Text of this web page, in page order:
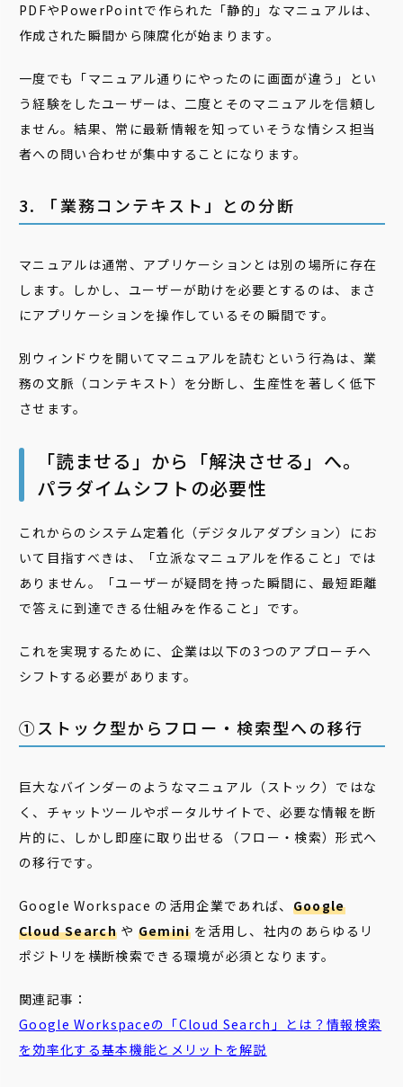
PDFやPowerPointで作られた「静的」なマニュアルは、
作成された瞬間から陳腐化が始まります。
一度でも「マニュアル通りにやったのに画面が違う」とい
う経験をしたユーザーは、二度とそのマニュアルを信頼し
ません。結果、常に最新情報を知っていそうな情シス担当
者への問い合わせが集中することになります。
3. 「業務コンテキスト」との分断
マニュアルは通常、アプリケーションとは別の場所に存在
します。しかし、ユーザーが助けを必要とするのは、まさ
にアプリケーションを操作しているその瞬間です。
別ウィンドウを開いてマニュアルを読むという行為は、業
務の文脈（コンテキスト）を分断し、生産性を著しく低下
させます。
「読ませる」から「解決させる」へ。
パラダイムシフトの必要性
これからのシステム定着化（デジタルアダプション）にお
いて目指すべきは、「立派なマニュアルを作ること」では
ありません。「ユーザーが疑問を持った瞬間に、最短距離
で答えに到達できる仕組みを作ること」です。
これを実現するために、企業は以下の3つのアプローチへ
シフトする必要があります。
①ストック型からフロー・検索型への移行
巨大なバインダーのようなマニュアル（ストック）ではな
く、チャットツールやポータルサイトで、必要な情報を断
片的に、しかし即座に取り出せる（フロー・検索）形式へ
の移行です。
Google Workspace の活用企業であれば、 Google
Cloud Searchや Geminiを活用し、社内のあらゆるリ
ポジトリを横断検索できる環境が必須となります。
関連記事：
Google Workspaceの「Cloud Search」とは？情報検索
を効率化する基本機能とメリットを解説